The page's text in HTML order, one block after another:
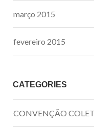
março 2015
fevereiro 2015
CATEGORIES
CONVENÇÃO